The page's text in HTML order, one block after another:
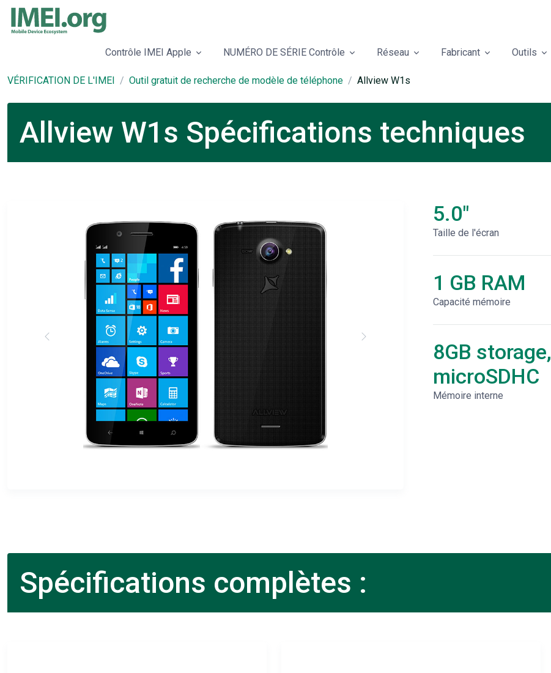
Contrôle IMEI Apple NUMÉRO DE SÉRIE Contrôle Réseau Fabricant Outils
VÉRIFICATION DE L'IMEI Outil gratuit de recherche de modèle de téléphone Allview W1s
Allview W1s Spécifications techniques
5.0"
Taille de l'écran
1 GB RAM
Capacité mémoire
8GB storage,
microSDHC
Mémoire interne
Spécifications complètes :